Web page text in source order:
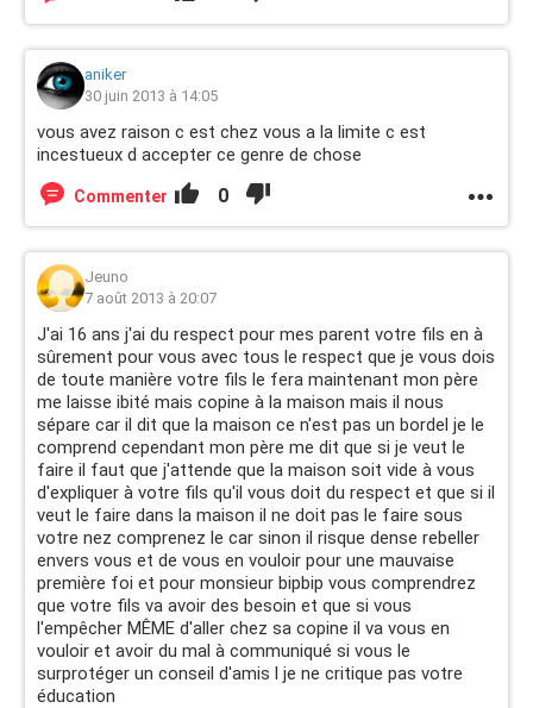
aniker
30 juin 2013 à 14:05
vous avez raison c est chez vous a la limite c est
incestueux d accepter ce genre de chose
Commenter 0
Jeuno
7 août 2013 à 20:07
J'ai 16 ans j'ai du respect pour mes parent votre fils en à
sûrement pour vous avec tous le respect que je vous dois
de toute manière votre fils le fera maintenant mon père
me laisse ibité mais copine à la maison mais il nous
sépare car il dit que la maison ce n'est pas un bordel je le
comprend cependant mon père me dit que si je veut le
faire il faut que j'attende que la maison soit vide à vous
d'expliquer à votre fils qu'il vous doit du respect et que si il
veut le faire dans la maison il ne doit pas le faire sous
votre nez comprenez le car sinon il risque dense rebeller
envers vous et de vous en vouloir pour une mauvaise
première foi et pour monsieur bipbip vous comprendrez
que votre fils va avoir des besoin et que si vous
l'empêcher MÊME d'aller chez sa copine il va vous en
vouloir et avoir du mal à communiqué si vous le
surprotéger un conseil d'amis l je ne critique pas votre
éducation